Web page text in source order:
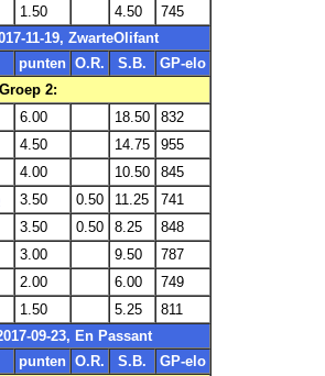
1.50 4.50
745
11-19, ZwarteOlifant
punten O.R. S.B.
GP-elo
Groep 2:
6.00 18.50
832
4.50 14.75
955
4.00 10.50
845
3.50 0.50 11.25
741
3.50 0.50 8.25
848
3.00 9.50
787
2.00 6.00
749
1.50 5.25
811
09-23, En Passant
punten O.R. S.B.
GP-elo